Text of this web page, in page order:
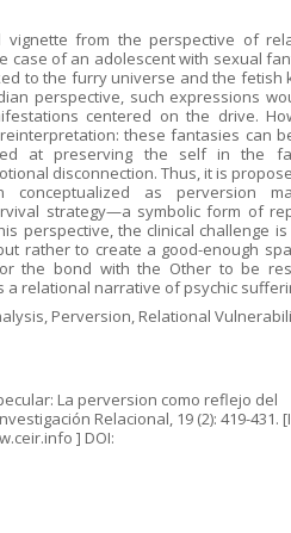
vignette from the perspective of
case of an adolescent with sexual
to the furry universe and the fetish
perspective, such expressions
centered on the drive.
these fantasies can
at preserving the self in the
disconnection. Thus, it is
conceptualized as perversion
strategy—a symbolic form of
perspective, the clinical challenge
rather to create a good-enough
the bond with the Other to be
a relational narrative of psychic
Perversion, Relational
La perversion como reflejo del
Relacional, 19 (2): 419-431.
] DOI: